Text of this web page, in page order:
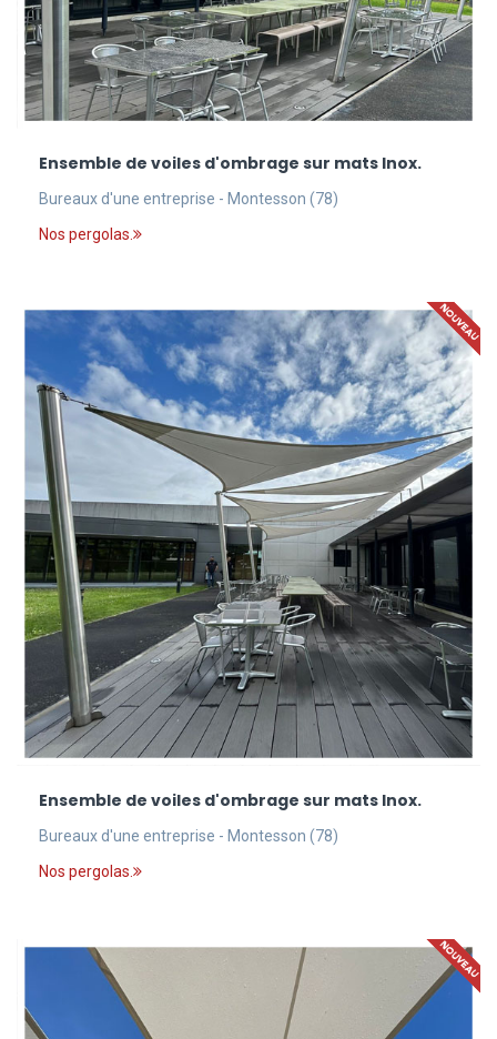
Ensemble de voiles d'ombrage sur mats Inox.
Bureaux d'une entreprise - Montesson (78)
Nos pergolas.
Ensemble de voiles d'ombrage sur mats Inox.
Bureaux d'une entreprise - Montesson (78)
Nos pergolas.